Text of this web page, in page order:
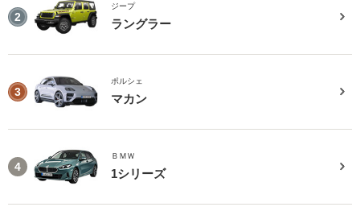
2
ジープ
ラングラー
3
ポルシェ
マカン
4
ＢＭＷ
1シリーズ